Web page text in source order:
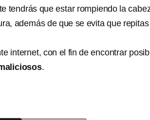
tendrás que estar rompiendo la
además de que se evita que
internet, con el fin de encontrar
.